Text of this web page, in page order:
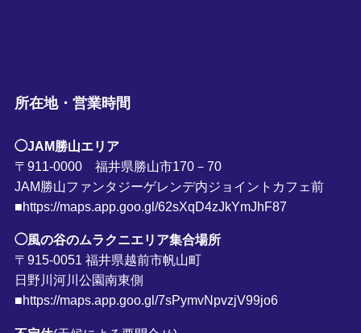
所在地・営業時間
◯JAM勝山エリア
〒911-0000 福井県勝山市170－70
JAM勝山ファンタジーゲレンデ内ジョイントカフェ前
■https://maps.app.goo.gl/62sXqD4zJkYmJhF87
◯風の谷のムラクニエリア集合場所
〒915-0051 福井県越前市帆山町
日野川河川公園南東側
■https://maps.app.goo.gl/7sPymvNpvzjV99jo6